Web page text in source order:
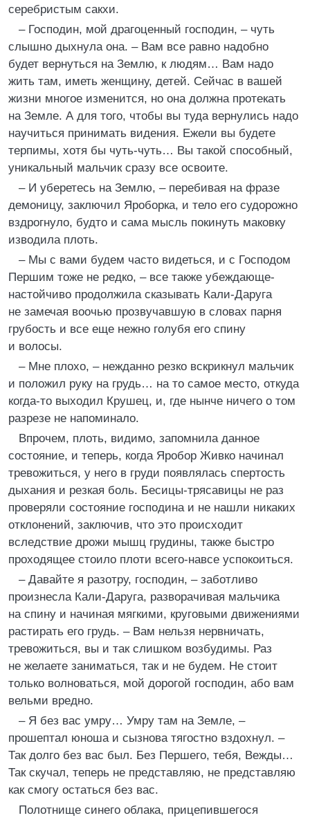
серебристым сакхи.
– Господин, мой драгоценный господин, – чуть
слышно дыхнула она. – Вам все равно надобно
будет вернуться на Землю, к людям… Вам надо
жить там, иметь женщину, детей. Сейчас в вашей
жизни многое изменится, но она должна протекать
на Земле. А для того, чтобы вы туда вернулись надо
научиться принимать видения. Ежели вы будете
терпимы, хотя бы чуть-чуть… Вы такой способный,
уникальный мальчик сразу все освоите.
– И уберетесь на Землю, – перебивая на фразе
демоницу, заключил Яроборка, и тело его судорожно
вздрогнуло, будто и сама мысль покинуть маковку
изводила плоть.
– Мы с вами будем часто видеться, и с Господом
Першим тоже не редко, – все также убеждающе-
настойчиво продолжила сказывать Кали-Даруга
не замечая воочью прозвучавшую в словах парня
грубость и все еще нежно голубя его спину
и волосы.
– Мне плохо, – нежданно резко вскрикнул мальчик
и положил руку на грудь… на то самое место, откуда
когда-то выходил Крушец, и, где нынче ничего о том
разрезе не напоминало.
Впрочем, плоть, видимо, запомнила данное
состояние, и теперь, когда Яробор Живко начинал
тревожиться, у него в груди появлялась спертость
дыхания и резкая боль. Бесицы-трясавицы не раз
проверяли состояние господина и не нашли никаких
отклонений, заключив, что это происходит
вследствие дрожи мышц грудины, также быстро
проходящее стоило плоти всего-навсе успокоиться.
– Давайте я разотру, господин, – заботливо
произнесла Кали-Даруга, разворачивая мальчика
на спину и начиная мягкими, круговыми движениями
растирать его грудь. – Вам нельзя нервничать,
тревожиться, вы и так слишком возбудимы. Раз
не желаете заниматься, так и не будем. Не стоит
только волноваться, мой дорогой господин, або вам
вельми вредно.
– Я без вас умру… Умру там на Земле, –
прошептал юноша и сызнова тягостно вздохнул. –
Так долго без вас был. Без Першего, тебя, Вежды…
Так скучал, теперь не представляю, не представляю
как смогу остаться без вас.
Полотнище синего облака, прицепившегося